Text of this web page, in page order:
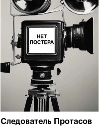
Следователь Протасов